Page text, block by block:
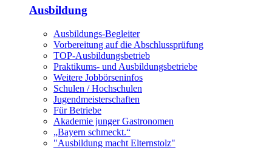
Ausbildung
Ausbildungs-Begleiter
Vorbereitung auf die Abschlussprüfung
TOP-Ausbildungsbetrieb
Praktikums- und Ausbildungsbetriebe
Weitere Jobbörseninfos
Schulen / Hochschulen
Jugendmeisterschaften
Für Betriebe
Akademie junger Gastronomen
„Bayern schmeckt.“
"Ausbildung macht Elternstolz"